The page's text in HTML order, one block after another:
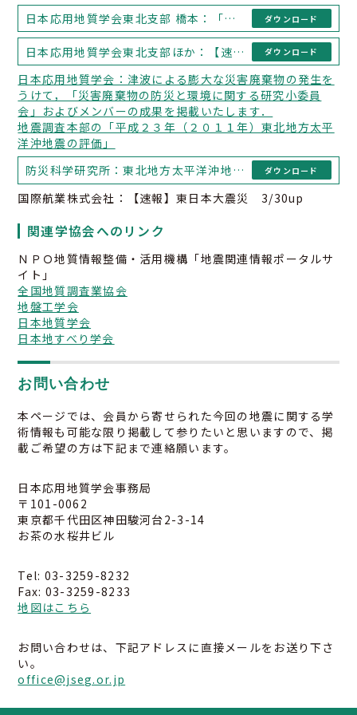
日本応用地質学会東北支部 橋本：「生き残った！荒浜の海岸公園冒険広場」
ダウンロード
日本応用地質学会東北支部ほか：【速報】いわき市湯ノ岳南東方にて新たに地震断層を確認 ダウンロード
日本応用地質学会：津波による膨大な災害廃棄物の発生を
うけて，「災害廃棄物の防災と環境に関する研究小委員
会」およびメンバーの成果を掲載いたします．
地震調査本部の「平成２３年（２０１１年）東北地方太平
洋沖地震の評価」
防災科学研究所：東北地方太平洋沖地震 (速報ver.2) 3/16 14:00
ダウンロード
国際航業株式会社：【速報】東日本大震災 3/30up
関連学協会へのリンク
ＮＰＯ地質情報整備・活用機構「地震関連情報ポータルサ
イト」
全国地質調査業協会
地盤工学会
日本地質学会
日本地すべり学会
お問い合わせ
本ページでは、会員から寄せられた今回の地震に関する学
術情報も可能な限り掲載して参りたいと思いますので、掲
載ご希望の方は下記まで連絡願います。
日本応用地質学会事務局
〒101-0062
東京都千代田区神田駿河台2-3-14
お茶の水桜井ビル
Tel: 03-3259-8232
Fax: 03-3259-8233
地図はこちら
お問い合わせは、下記アドレスに直接メールをお送り下さ
い。
office@jseg.or.jp